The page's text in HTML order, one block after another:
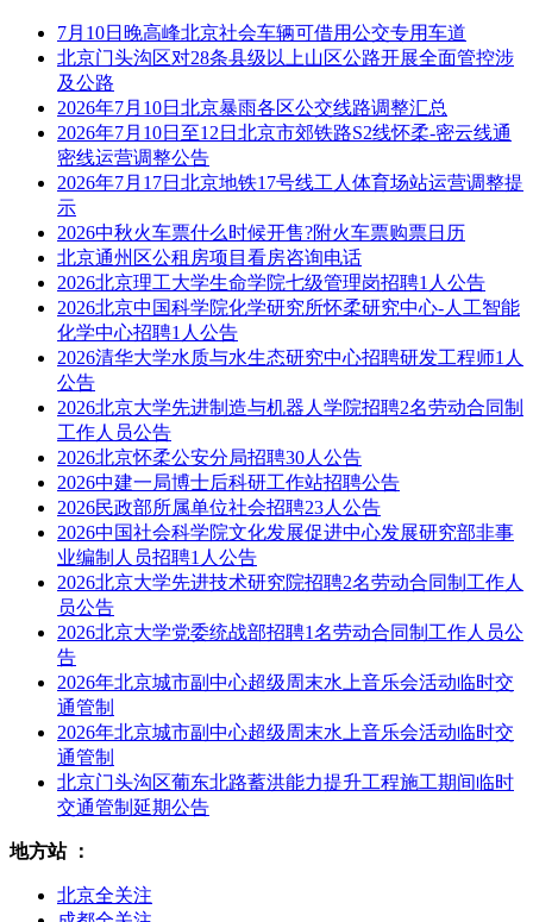
7月10日晚高峰北京社会车辆可借用公交专用车道
北京门头沟区对28条县级以上山区公路开展全面管控涉
及公路
2026年7月10日北京暴雨各区公交线路调整汇总
2026年7月10日至12日北京市郊铁路S2线怀柔-密云线通
密线运营调整公告
2026年7月17日北京地铁17号线工人体育场站运营调整提
示
2026中秋火车票什么时候开售?附火车票购票日历
北京通州区公租房项目看房咨询电话
2026北京理工大学生命学院七级管理岗招聘1人公告
2026北京中国科学院化学研究所怀柔研究中心-人工智能
化学中心招聘1人公告
2026清华大学水质与水生态研究中心招聘研发工程师1人
公告
2026北京大学先进制造与机器人学院招聘2名劳动合同制
工作人员公告
2026北京怀柔公安分局招聘30人公告
2026中建一局博士后科研工作站招聘公告
2026民政部所属单位社会招聘23人公告
2026中国社会科学院文化发展促进中心发展研究部非事
业编制人员招聘1人公告
2026北京大学先进技术研究院招聘2名劳动合同制工作人
员公告
2026北京大学党委统战部招聘1名劳动合同制工作人员公
告
2026年北京城市副中心超级周末水上音乐会活动临时交
通管制
2026年北京城市副中心超级周末水上音乐会活动临时交
通管制
北京门头沟区葡东北路蓄洪能力提升工程施工期间临时
交通管制延期公告
地方站 ：
北京全关注